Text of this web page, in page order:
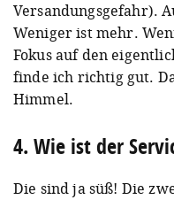
Versandungsgefahr).
Weniger ist mehr.
Fokus auf den
finde ich richtig gut.
Himmel.
4. Wie ist der
Die sind ja süß! Die